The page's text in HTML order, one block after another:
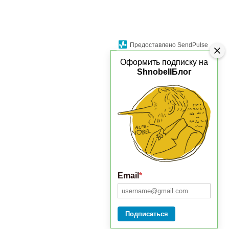
Оформить подписку на
ShnobellБлог
Email *
Подписаться
Предоставлено SendPulse